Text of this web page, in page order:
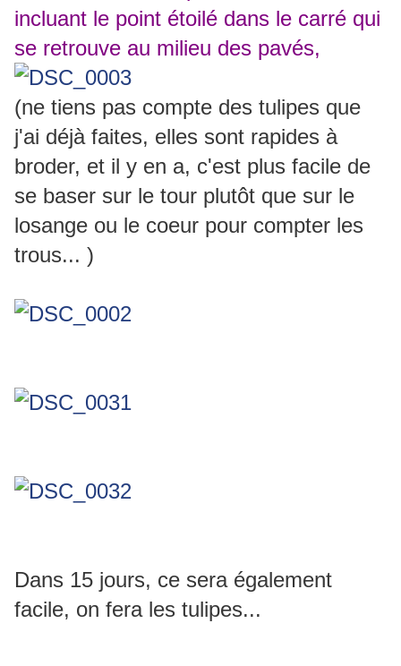
incluant le point étoilé dans le carré qui
se retrouve au milieu des pavés,
(ne tiens pas compte des tulipes que
j'ai déjà faites, elles sont rapides à
broder, et il y en a, c'est plus facile de
se baser sur le tour plutôt que sur le
losange ou le coeur pour compter les
trous... )
Dans 15 jours, ce sera également
facile, on fera les tulipes...